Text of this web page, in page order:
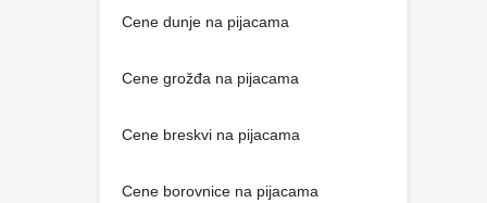
Cene dunje na pijacama
Cene grožđa na pijacama
Cene breskvi na pijacama
Cene borovnice na pijacama